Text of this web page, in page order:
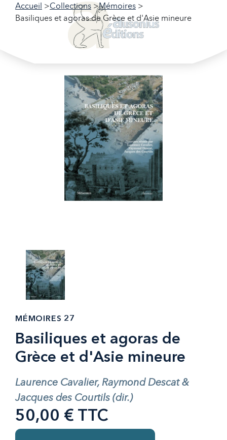
Accueil Collections
Mémoires
Basiliques et agoras de Grèce et d'Asie mineure
MÉMOIRES 27
Basiliques et agoras de
Grèce et d'Asie mineure
Laurence Cavalier, Raymond Descat &
Jacques des Courtils (dir.)
50,00 € TTC